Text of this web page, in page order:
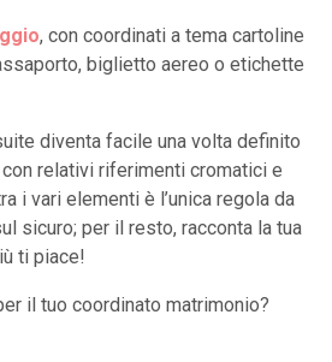
, con coordinati a tema cartoline
biglietto aereo o etichette
diventa facile una volta definito
relativi riferimenti cromatici e
i vari elementi è l’unica regola da
sicuro; per il resto, racconta la tua
ti piace!
il tuo coordinato matrimonio?